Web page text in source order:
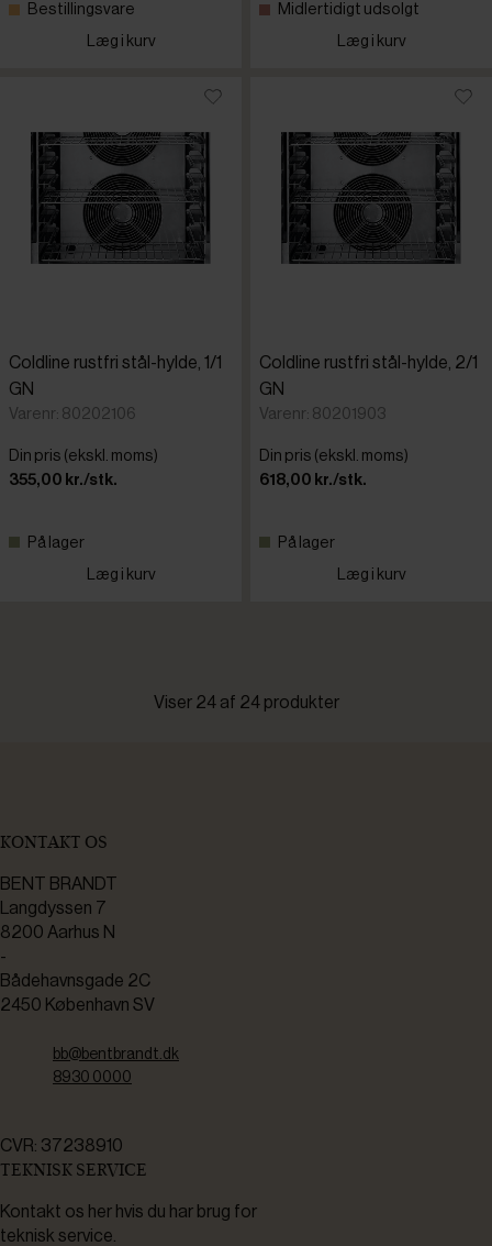
Bestillingsvare
Læg i kurv
Midlertidigt udsolgt
Læg i kurv
Coldline rustfri stål-hylde, 1/1
GN
Varenr: 80202106
Din pris (ekskl. moms)
355,00 kr./stk.
På lager
Læg i kurv
Coldline rustfri stål-hylde, 2/1
GN
Varenr: 80201903
Din pris (ekskl. moms)
618,00 kr./stk.
På lager
Læg i kurv
Viser 24 af 24 produkter
KONTAKT OS
BENT BRANDT
Langdyssen 7
8200 Aarhus N
-
Bådehavnsgade 2C
2450 København SV
bb@bentbrandt.dk
8930 0000
CVR: 37238910
TEKNISK SERVICE
Kontakt os her hvis du har brug for
teknisk service.